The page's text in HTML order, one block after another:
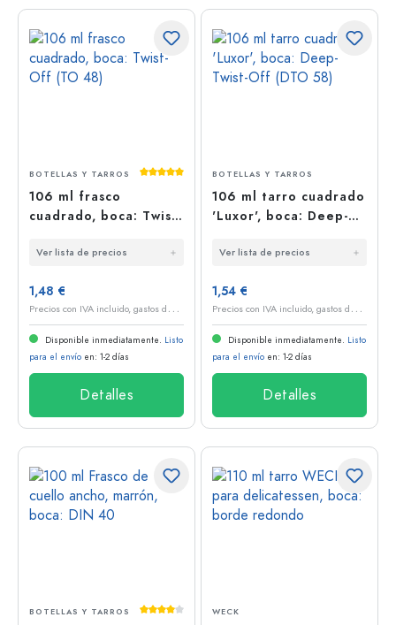
Calificación promedio de 5 de 5 estrellas
BOTELLAS Y TARROS
106 ml frasco
cuadrado, boca: Twist-
Ver lista de precios
1,48 €
P
recios con IVA incluido, gastos de envío excluidos
Disponible inmediatamente. Listo
para el envío en: 1-2 días
Detalles
BOTELLAS Y TARROS
106 ml tarro cuadrado
'Luxor', boca: Deep-
Ver lista de precios
1,54 €
P
recios con IVA incluido, gastos de envío excluidos
Disponible inmediatamente. Listo
para el envío en: 1-2 días
Detalles
Calificación promedio de 4 de 5 estrellas
BOTELLAS Y TARROS WECK